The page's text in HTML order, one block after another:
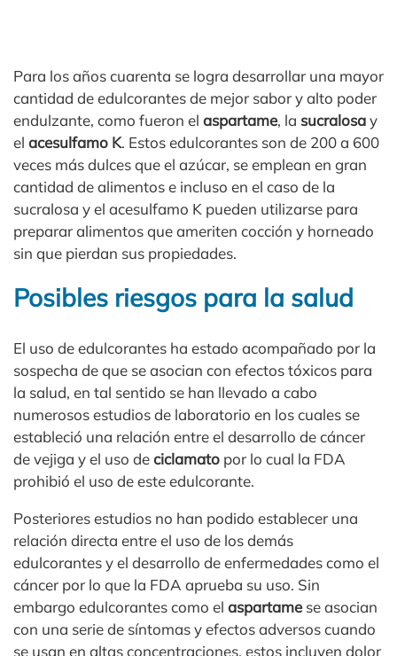
Para los años cuarenta se logra desarrollar una mayor
cantidad de edulcorantes de mejor sabor y alto poder
endulzante, como fueron el aspartame, la sucralosay
el acesulfamo K. Estos edulcorantes son de 200 a 600
veces más dulces que el azúcar, se emplean en gran
cantidad de alimentos e incluso en el caso de la
sucralosa y el acesulfamo K pueden utilizarse para
preparar alimentos que ameriten cocción y horneado
sin que pierdan sus propiedades.
Posibles riesgos para la salud
El uso de edulcorantes ha estado acompañado por la
sospecha de que se asocian con efectos tóxicos para
la salud, en tal sentido se han llevado a cabo
numerosos estudios de laboratorio en los cuales se
estableció una relación entre el desarrollo de cáncer
de vejiga y el uso deciclamato por lo cual la FDA
prohibió el uso de este edulcorante.
Posteriores estudios no han podido establecer una
relación directa entre el uso de los demás
edulcorantes y el desarrollo de enfermedades como el
cáncer por lo que la FDA aprueba su uso. Sin
embargo edulcorantes como el aspartamese asocian
con una serie de síntomas y efectos adversos cuando
se usan en altas concentraciones, estos incluyen dolor